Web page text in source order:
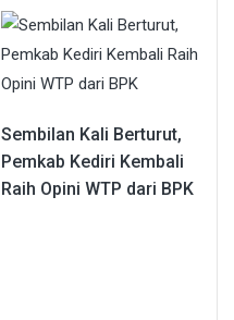
Sembilan Kali Berturut,
Pemkab Kediri Kembali
Raih Opini WTP dari BPK